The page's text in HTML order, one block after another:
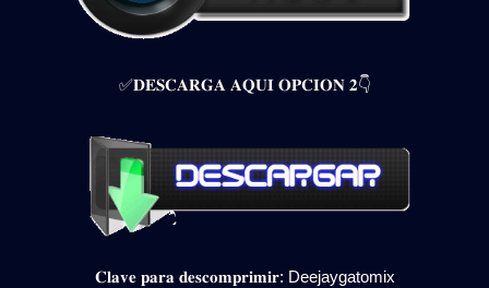
✅𝐃𝐄𝐒𝐂𝐀𝐑𝐆𝐀 𝐀𝐐𝐔𝐈 𝐎𝐏𝐂𝐈𝐎𝐍 𝟐👇
𝐂𝐥𝐚𝐯𝐞 𝐩𝐚𝐫𝐚 𝐝𝐞𝐬𝐜𝐨𝐦𝐩𝐫𝐢𝐦𝐢𝐫: Deejaygatomix